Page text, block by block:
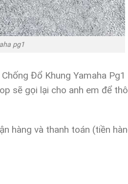
pg1
Đổ Khung Yamaha
sẽ gọi lại cho anh em để
hàng và thanh toán (tiền